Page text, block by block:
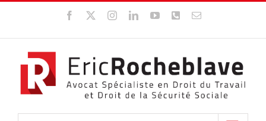
contenu
Facebook InstagramLinkedInYouTubeWhatsApp
Email